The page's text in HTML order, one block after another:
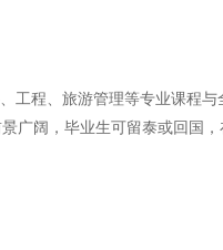
程、旅游管理等专业课程
阔，毕业生可留泰或回国